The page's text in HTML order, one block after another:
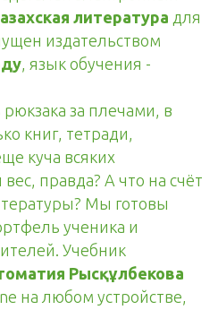
литература для
издательством
, язык обучения -
за плечами, в
книг, тетради,
куча всяких
правда? А что на счёт
Мы готовы
ученика и
Учебник
Рысқұлбекова
на любом устройстве,